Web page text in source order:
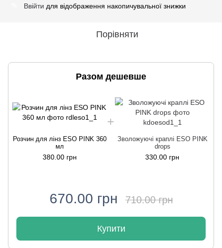
Ввійти для відображення накопичувальної знижки
Порівняти
Разом дешевше
Розчин для лінз ESO PINK 360
мл
380.00 грн
Зволожуючі краплі ESO PINK
drops
330.00 грн
670.00 грн 710.00 грн
Купити